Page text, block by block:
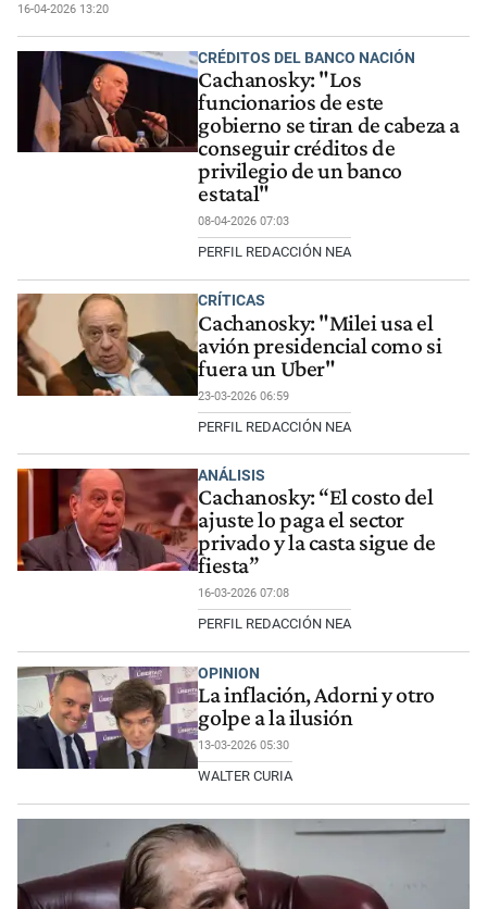
16-04-2026 13:20
CRÉDITOS DEL BANCO NACIÓN
Cachanosky: "Los
funcionarios de este
gobierno se tiran de cabeza a
conseguir créditos de
privilegio de un banco
estatal"
08-04-2026 07:03
PERFIL REDACCIÓN NEA
CRÍTICAS
Cachanosky: "Milei usa el
avión presidencial como si
fuera un Uber"
23-03-2026 06:59
PERFIL REDACCIÓN NEA
ANÁLISIS
Cachanosky: “El costo del
ajuste lo paga el sector
privado y la casta sigue de
fiesta”
16-03-2026 07:08
PERFIL REDACCIÓN NEA
OPINION
La inflación, Adorni y otro
golpe a la ilusión
13-03-2026 05:30
WALTER CURIA